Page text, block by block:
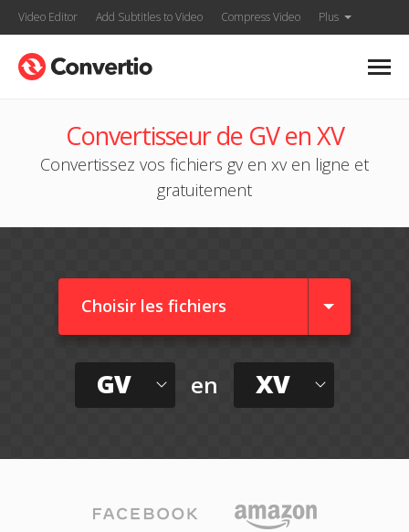
Video Editor Add Subtitles to Video Compress Video Plus
Convertisseur de GV en XV
Convertissez vos fichiers gv en xv en ligne et
gratuitement
Choisir les fichiers
GV en XV